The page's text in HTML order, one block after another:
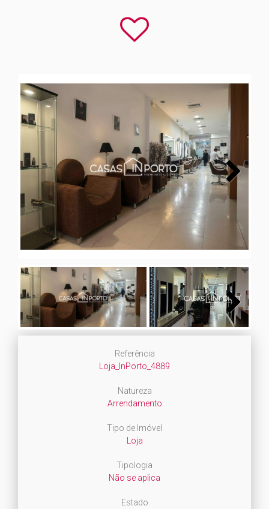
Next
Next
Referência
Loja_InPorto_4889
Natureza
Arrendamento
Tipo de Imóvel
Loja
Tipologia
Não se aplica
Estado